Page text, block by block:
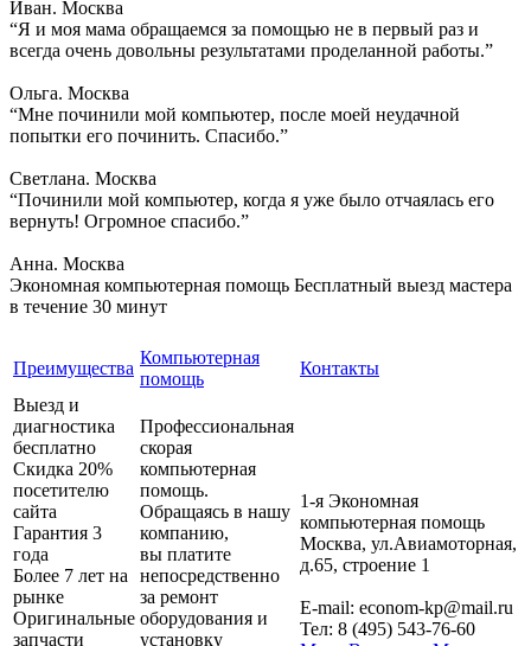
Иван. Москва
“Я и моя мама обращаемся за помощью не в первый раз и
всегда очень довольны результатами проделанной работы.”
Ольга. Москва
“Мне починили мой компьютер, после моей неудачной
попытки его починить. Спасибо.”
Светлана. Москва
“Починили мой компьютер, когда я уже было отчаялась его
вернуть! Огромное спасибо.”
Анна. Москва
Экономная компьютерная помощь Бесплатный выезд мастера
в течение 30 минут
Преимущества
Компьютерная
помощь
Контакты
Выезд и
диагностика
бесплатно
Скидка 20%
посетителю
сайта
Гарантия 3
года
Более 7 лет на
рынке
Оригинальные
запчасти
Профессиональная
скорая
компьютерная
помощь.
Обращаясь в нашу
компанию,
вы платите
непосредственно
за ремонт
оборудования и
установку
1-я Экономная
компьютерная помощь
Москва, ул.Авиамоторная,
д.65, строение 1
E-mail: econom-kp@mail.ru
Тел: 8 (495) 543-76-60